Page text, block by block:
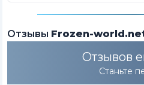
Отзывы Frozen-
Отзывов
Станьте